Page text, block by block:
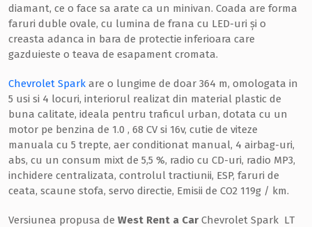
diamant, ce o face sa arate ca un minivan. Coada are forma
faruri duble ovale, cu lumina de frana cu LED-uri și o
creasta adanca in bara de protectie inferioara care
gazduieste o teava de esapament cromata.
Chevrolet Spark are o lungime de doar 364 m, omologata in
5 usi si 4 locuri, interiorul realizat din material plastic de
buna calitate, ideala pentru traficul urban, dotata cu un
motor pe benzina de 1.0 , 68 CV si 16v, cutie de viteze
manuala cu 5 trepte, aer conditionat manual, 4 airbag-uri,
abs, cu un consum mixt de 5,5 %, radio cu CD-uri, radio MP3,
inchidere centralizata, controlul tractiunii, ESP, faruri de
ceata, scaune stofa, servo directie, Emisii de CO2 119g / km.
Versiunea propusa de West Rent a Car Chevrolet Spark LT